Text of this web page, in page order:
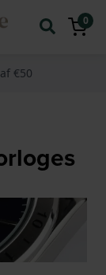
0
€50